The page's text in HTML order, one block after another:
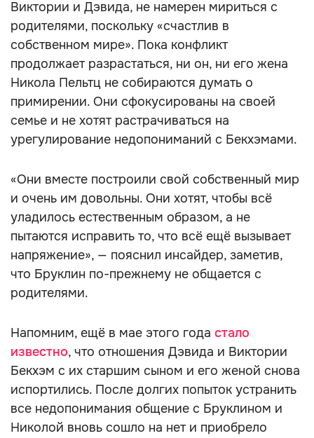
Виктории и Дэвида, не намерен мириться с
родителями, поскольку «счастлив в
собственном мире». Пока конфликт
продолжает разрастаться, ни он, ни его жена
Никола Пельтц не собираются думать о
примирении. Они сфокусированы на своей
семье и не хотят растрачиваться на
урегулирование недопониманий с Бекхэмами.
«Они вместе построили свой собственный мир
и очень им довольны. Они хотят, чтобы всё
уладилось естественным образом, а не
пытаются исправить то, что всё ещё вызывает
напряжение», — пояснил инсайдер, заметив,
что Бруклин по-прежнему не общается с
родителями.
Напомним, ещё в мае этого года стало
известно, что отношения Дэвида и Виктории
Бекхэм с их старшим сыном и его женой снова
испортились. После долгих попыток устранить
все недопонимания общение с Бруклином и
Николой вновь сошло на нет и приобрело